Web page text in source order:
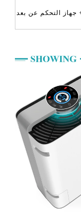
جهاز التحكم عن بعد